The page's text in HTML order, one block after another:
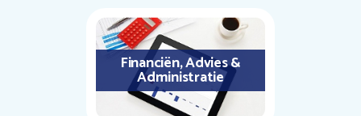
Financiën, Advies &
Administratie